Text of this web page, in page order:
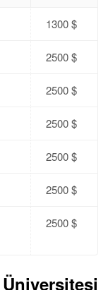
1300 $
2500 $
2500 $
2500 $
2500 $
2500 $
2500 $